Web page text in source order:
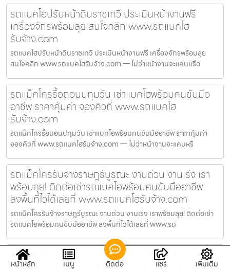
รถแบคโฮปรับหน้าดินราชเทวี ประเมินหน้างานฟรี
เครื่องจักรพร้อมลุย สนใจคลิก www.รถแบคโฮ
รับจ้าง.com
รถแบคโฮปรับหน้าดินราชเทวี ประเมินหน้างานฟรี เครื่องจักรพร้อมลุย
สนใจคลิก www.รถแบคโฮรับจ้าง.com — ไม่ว่าหน้างานจะแคบหรือ
รถแม็คโครรื้อถอนปทุมวัน เช่าแบคโฮพร้อมคนขับมือ
อาชีพ ราคาคุ้มค่า จองคิวที่ www.รถแบคโฮ
รับจ้าง.com
รถแม็คโครรื้อถอนปทุมวัน เช่าแบคโฮพร้อมคนขับมืออาชีพ ราคาคุ้มค่า
จองคิวที่ www.รถแบคโฮรับจ้าง.com — ไม่ว่าหน้างานจะแคบหรื
รถแม็คโครรับจ้างราษฎร์บูรณะ งานด่วน งานเร่ง เรา
พร้อมลุย! ติดต่อเช่ารถแบคโฮพร้อมคนขับมืออาชีพ
ลงพื้นที่ไวได้เลยที่ www.รถแบคโฮรับจ้าง.com
รถแม็คโครรับจ้างราษฎร์บูรณะ งานด่วน งานเร่ง เราพร้อมลุย! ติดต่อเช่า
รถแบคโฮพร้อมคนขับมืออาชีพ ลงพื้นที่ไวได้เลยที่ www.รถ
รถแม็คโครปรับหน้าดินหลักสี่ งานด่วน งานเร่ง เรา
หน้าหลัก เมนู ติดต่อ แชร์ เพิ่มเติม